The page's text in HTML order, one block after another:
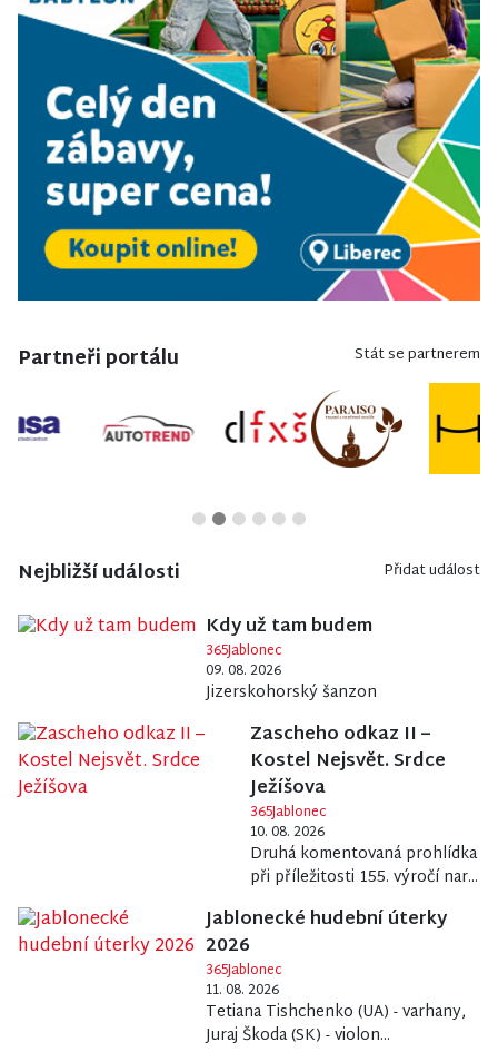
Partneři portálu Stát se partnerem
Nejbližší události Přidat událost
Kdy už tam budem
365Jablonec
09. 08. 2026
Jizerskohorský šanzon
Zascheho odkaz II –
Kostel Nejsvět. Srdce
Ježíšova
365Jablonec
10. 08. 2026
Druhá komentovaná prohlídka
při příležitosti 155. výročí nar...
Jablonecké hudební úterky
2026
365Jablonec
11. 08. 2026
Tetiana Tishchenko (UA) - varhany,
Juraj Škoda (SK) - violon...